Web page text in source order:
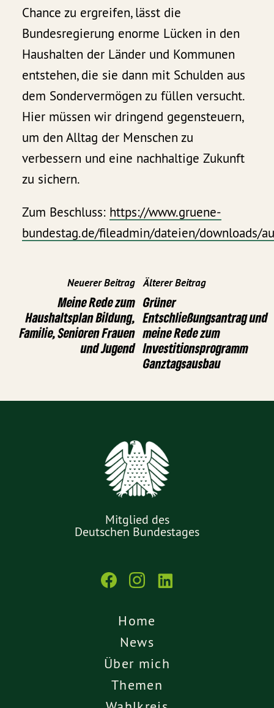
Chance zu ergreifen, lässt die
Bundesregierung enorme Lücken in den
Haushalten der Länder und Kommunen
entstehen, die sie dann mit Schulden aus
dem Sondervermögen zu füllen versucht.
Hier müssen wir dringend gegensteuern,
um den Alltag der Menschen zu
verbessern und eine nachhaltige Zukunft
zu sichern.
Zum Beschluss: https://www.gruene-
bundestag.de/fileadmin/dateien/downloads/
Neuerer Beitrag
Meine Rede zum
Haushaltsplan Bildung,
Familie, Senioren Frauen
und Jugend
Älterer Beitrag
Grüner
Entschließungsantrag und
meine Rede zum
Investitionsprogramm
Ganztagsausbau
Mitglied des
Deutschen Bundestages
Home
News
Über mich
Themen